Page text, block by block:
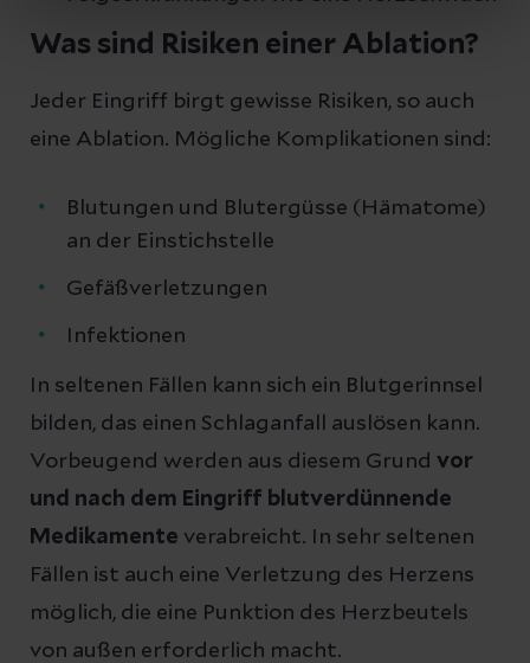
Was sind Risiken einer Ablation?
Jeder Eingriff birgt gewisse Risiken, so auch
eine Ablation. Mögliche Komplikationen sind:
Blutungen und Blutergüsse (Hämatome)
an der Einstichstelle
Gefäßverletzungen
Infektionen
In seltenen Fällen kann sich ein Blutgerinnsel
bilden, das einen Schlaganfall auslösen kann.
Vorbeugend werden aus diesem Grund vor
und nach dem Eingriff blutverdünnende
Medikamente verabreicht. In sehr seltenen
Fällen ist auch eine Verletzung des Herzens
möglich, die eine Punktion des Herzbeutels
von außen erforderlich macht.